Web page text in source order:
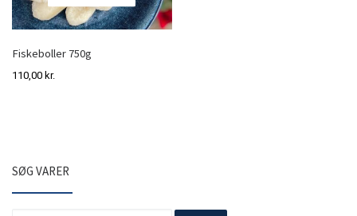
Fiskeboller 750g
110,00 kr.
SØG VARER